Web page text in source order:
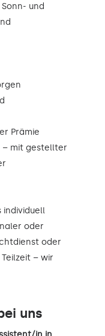
und
Prämie
– mit gestellter
individuell
oder
oder
– wir
uns